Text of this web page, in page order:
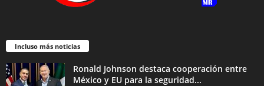
Incluso más noticias
Ronald Johnson destaca cooperación entre
México y EU para la seguridad...